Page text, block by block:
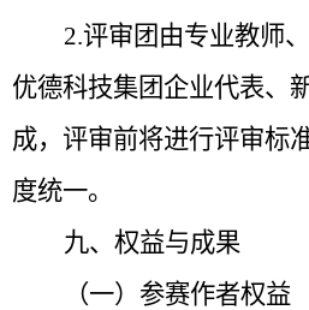
2.评审团由专业教师
优德科技集团企业代表、
成，评审前将进行评审标
度统一。
九、权益与成果
（一）参赛作者权益